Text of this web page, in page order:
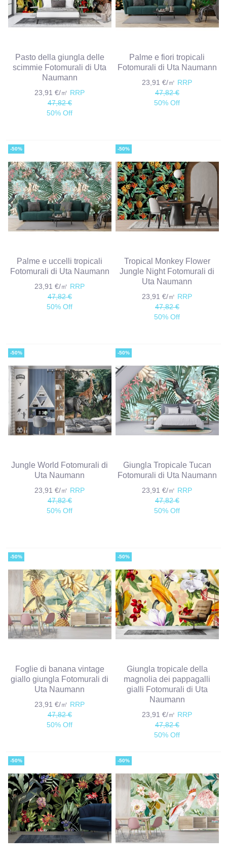
Pasto della giungla delle
scimmie Fotomurali di Uta
Naumann
23,91 €/㎡ RRP
47,82 €
50% Off
Palme e fiori tropicali
Fotomurali di Uta Naumann
23,91 €/㎡ RRP
47,82 €
50% Off
-50%
Palme e uccelli tropicali
Fotomurali di Uta Naumann
23,91 €/㎡ RRP
47,82 €
50% Off
-50%
Tropical Monkey Flower
Jungle Night Fotomurali di
Uta Naumann
23,91 €/㎡ RRP
47,82 €
50% Off
-50%
Jungle World Fotomurali di
Uta Naumann
23,91 €/㎡ RRP
47,82 €
50% Off
-50%
Giungla Tropicale Tucan
Fotomurali di Uta Naumann
23,91 €/㎡ RRP
47,82 €
50% Off
-50%
Foglie di banana vintage
giallo giungla Fotomurali di
Uta Naumann
23,91 €/㎡ RRP
47,82 €
50% Off
-50%
Giungla tropicale della
magnolia dei pappagalli
gialli Fotomurali di Uta
Naumann
23,91 €/㎡ RRP
47,82 €
50% Off
-50% -50%